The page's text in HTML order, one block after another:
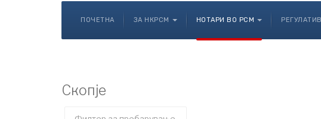
ПОЧЕТНА ЗА НКРСМ НОТАРИ ВО РСМ
Скопје
Необјавено
Филтер